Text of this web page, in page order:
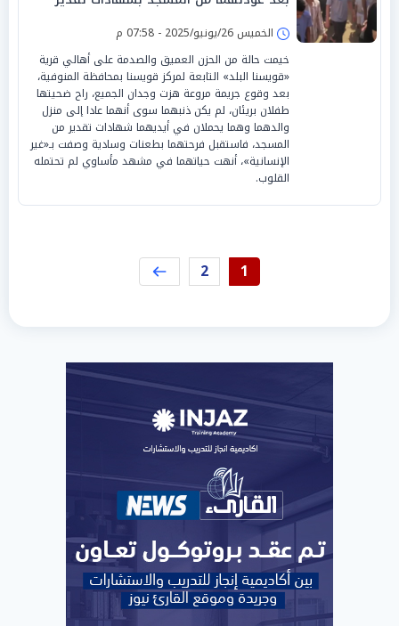
الخميس 26/يونيو/2025 - 07:58 م
خيمت حالة من الحزن العميق والصدمة على أهالي قرية
«قويسنا البلد» التابعة لمركز قويسنا بمحافظة المنوفية،
بعد وقوع جريمة مروعة هزت وجدان الجميع، راح ضحيتها
طفلان بريئان، لم يكن ذنبهما سوى أنهما عادا إلى منزل
والدهما وهما يحملان في أيديهما شهادات تقدير من
المسجد، فاستقبل فرحتهما بطعنات وسادية وصفت بـ«غير
الإنسانية»، أنهت حياتهما في مشهد مأساوي لم تحتمله
القلوب.
1
2